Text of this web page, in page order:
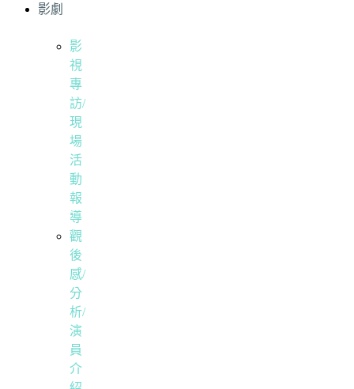
影劇
影
視
專
訪/
現
場
活
動
報
導
觀
後
感/
分
析/
演
員
介